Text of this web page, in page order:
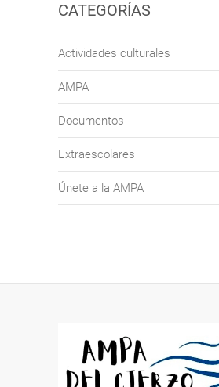
CATEGORÍAS
Actividades culturales
AMPA
Documentos
Extraescolares
Únete a la AMPA